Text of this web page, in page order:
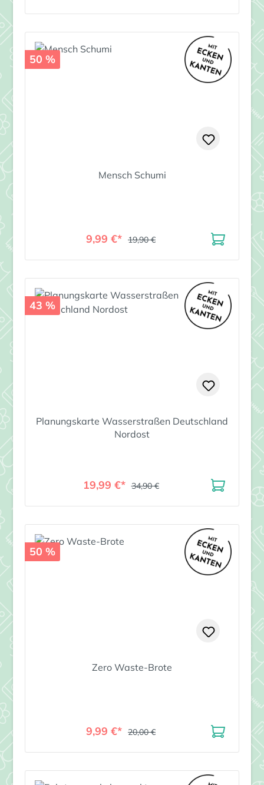
50 %
Mensch Schumi
9,99 €* 19,90 €
43 %
Planungskarte Wasserstraßen Deutschland
Nordost
19,99 €* 34,90 €
50 %
Zero Waste-Brote
9,99 €* 20,00 €